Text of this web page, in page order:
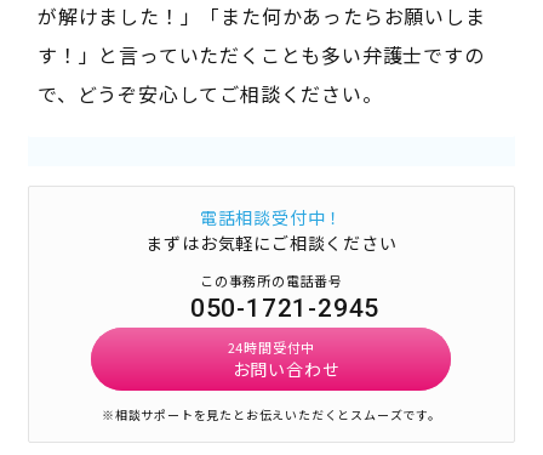
が解けました！」「また何かあったらお願いしま
す！」と言っていただくことも多い弁護士ですの
で、どうぞ安心してご相談ください。
電話相談受付中！
まずはお気軽にご相談ください
この事務所の電話番号
050-1721-2945
24時間受付中
お問い合わせ
※相談サポートを見たとお伝えいただくとスムーズです。